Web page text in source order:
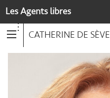
Les Agents libres
CATHERINE DE SÈVE